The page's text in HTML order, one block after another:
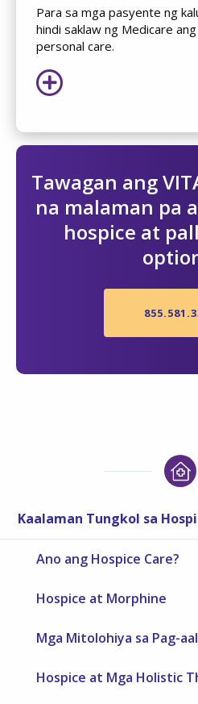
Para sa mga pasyente ng
hindi saklaw ng Medicare
personal care.
Tawagan ang
na malaman pa
hospice at
Kaalaman Tungkol sa
Ano ang Hospice Care?
Hospice at Morphine
Mga Mitolohiya sa Pag-
Hospice at Mga Holistic